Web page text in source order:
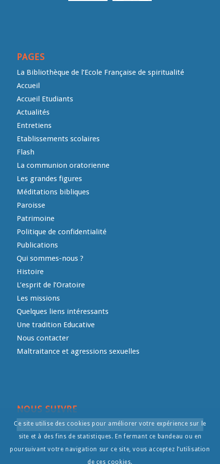
PAGES
La Bibliothèque de l’Ecole Française de spiritualité
Accueil
Accueil Etudiants
Actualités
Entretiens
Etablissements scolaires
Flash
La communion oratorienne
Les grandes figures
Méditations bibliques
Paroisse
Patrimoine
Politique de confidentialité
Publications
Qui sommes-nous ?
Histoire
L’esprit de l’Oratoire
Les missions
Quelques liens intéressants
Une tradition Educative
Nous contacter
Maltraitance et agressions sexuelles
NOUS SUIVRE
Ce site utilise des cookies pour améliorer votre expérience sur le
site et à des fins de statistiques. En fermant ce bandeau ou en
poursuivant votre navigation sur ce site, vous acceptez l’utilisation
de ces cookies.